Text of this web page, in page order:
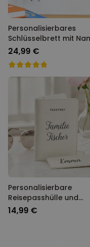
Personalisierbares
Schlüsselbrett mit
24,99 €
Personalisierbare
Reisepasshülle und
Koffertag mit Text
14,99 €